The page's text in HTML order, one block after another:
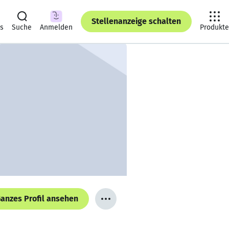
Suche Anmelden
Stellenanzeige schalten
Produkte
Profil ansehen